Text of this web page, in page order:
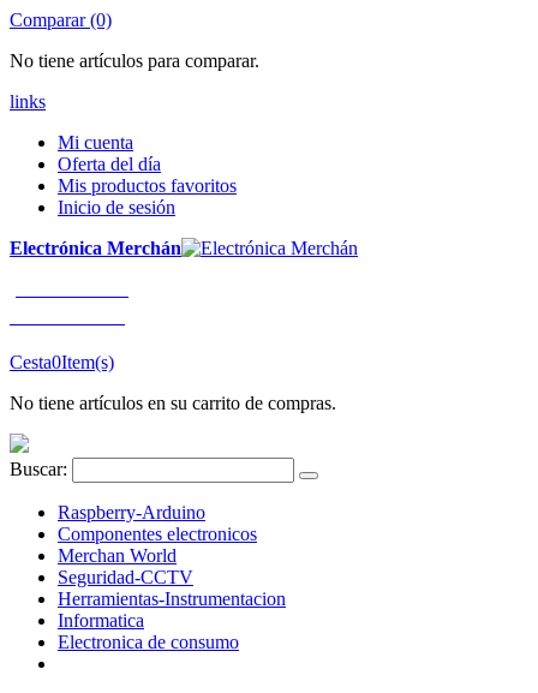
Comparar (0)
No tiene artículos para comparar.
links
Mi cuenta
Oferta del día
Mis productos favoritos
Inicio de sesión
Electrónica Merchán
Cesta0Item(s)
No tiene artículos en su carrito de compras.
Buscar:
Raspberry-Arduino
Componentes electronicos
Merchan World
Seguridad-CCTV
Herramientas-Instrumentacion
Informatica
Electronica de consumo